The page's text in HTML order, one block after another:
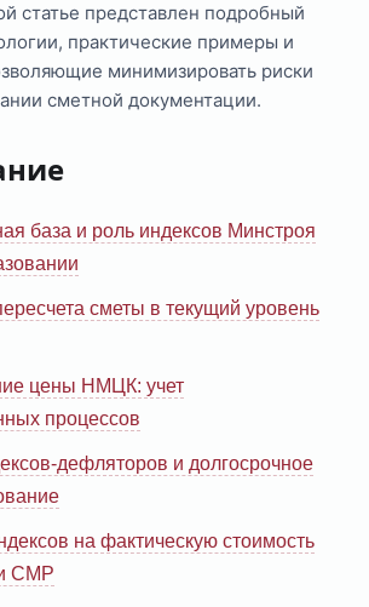
статье представлен подробный
практические примеры и
минимизировать риски
сметной документации.
база и роль индексов Минстроя
сметы в текущий уровень
цены НМЦК: учет
процессов
дефляторов и долгосрочное
на фактическую стоимость
и СМР